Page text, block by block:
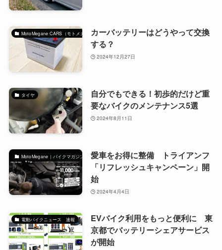
MotoMegane CARS（モトメガネカーズ）｜自動車マガジンカーバッテリーはどうやって交換
する？
2024年12月27日
タイヤ
自分でもできる！初歩的だけど重
要なバイクのメンテナンス5選
2024年8月11日
MotoMegane｜バイクマガジン
愛車をお得に整備 トライアンフ
「リフレッシュキャンペーン」開
始
2024年4月4日
電動バイクニュース 速報
EVバイク利用をもっと便利に 東
京都でバッテリーシェアサービス
が開始